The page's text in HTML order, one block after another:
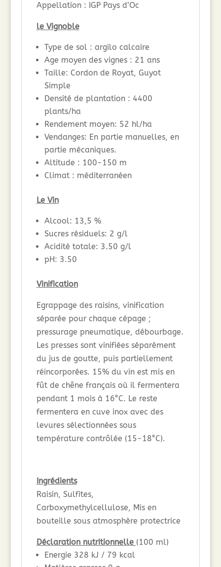
Appellation : IGP Pays d’Oc
le Vignoble
Type de sol : argilo calcaire
Age moyen des vignes : 21 ans
Taille: Cordon de Royat, Guyot
Simple
Densité de plantation : 4400
plants/ha
Rendement moyen: 52 hl/ha
Vendanges: En partie manuelles, en
partie mécaniques.
Altitude : 100-150 m
Climat : méditerranéen
Le Vin
Alcool: 13,5 %
Sucres résiduels: 2 g/l
Acidité totale: 3.50 g/l
pH: 3.50
Vinification
Egrappage des raisins, vinification
séparée pour chaque cépage ;
pressurage pneumatique, débourbage.
Les presses sont vinifiées séparément
du jus de goutte, puis partiellement
réincorporées. 15% du vin est mis en
fût de chêne français où il fermentera
pendant 1 mois à 16°C. Le reste
fermentera en cuve inox avec des
levures sélectionnées sous
température contrôlée (15-18°C).
Ingrédients
Raisin, Sulfites,
Carboxymethylcellulose, Mis en
bouteille sous atmosphère protectrice
Déclaration nutritionnelle (100 ml)
Energie 328 kJ / 79 kcal